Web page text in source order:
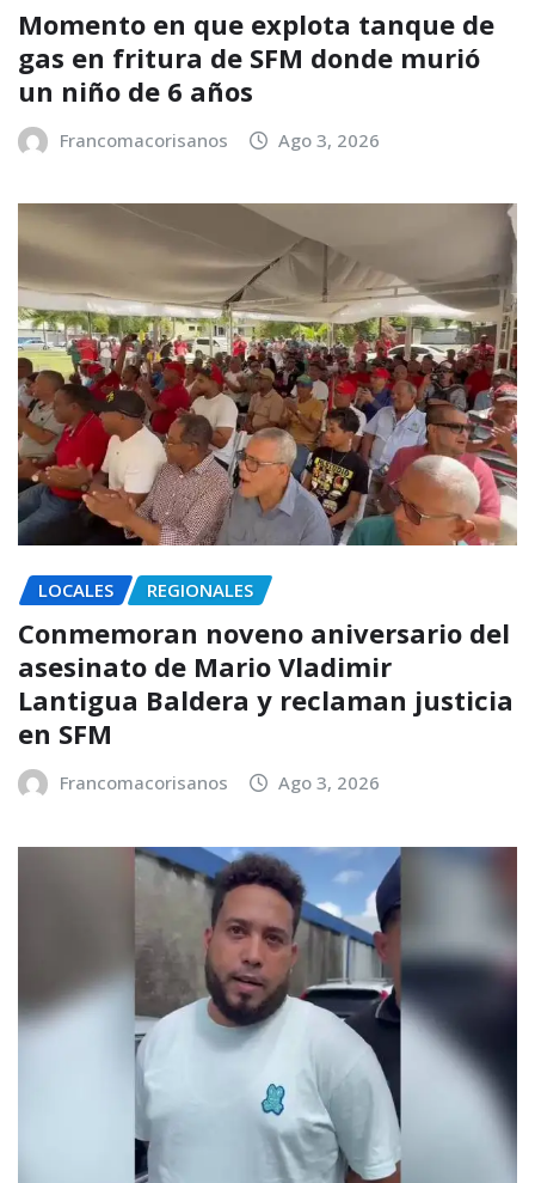
Momento en que explota tanque de
gas en fritura de SFM donde murió
un niño de 6 años
Francomacorisanos Ago 3, 2026
LOCALES REGIONALES
Conmemoran noveno aniversario del
asesinato de Mario Vladimir
Lantigua Baldera y reclaman justicia
en SFM
Francomacorisanos Ago 3, 2026